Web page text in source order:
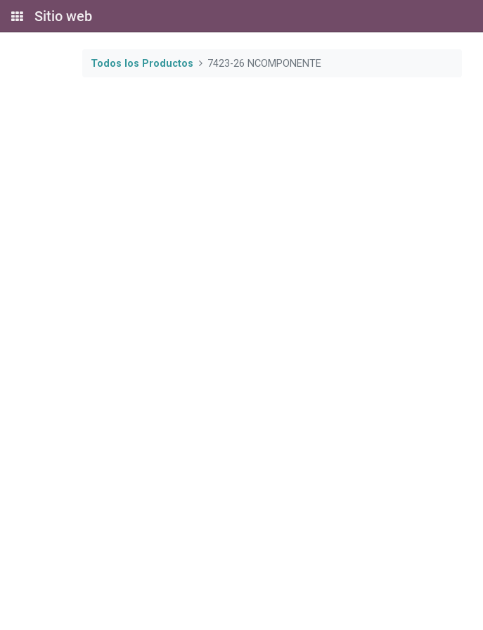
Sitio web
Todos los Productos 7423-26 NCOMPONENTE